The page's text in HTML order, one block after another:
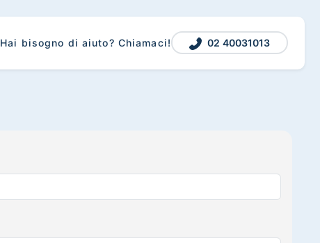
Hai bisogno di aiuto? Chiamaci! 02 40031013